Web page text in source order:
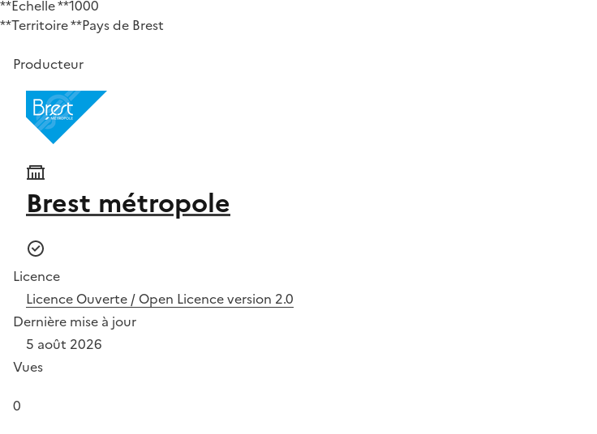
**Echelle **1000
**Territoire **Pays de Brest
Producteur
Brest métropole
Licence
Licence Ouverte / Open Licence version 2.0
Dernière mise à jour
5 août 2026
Vues
0